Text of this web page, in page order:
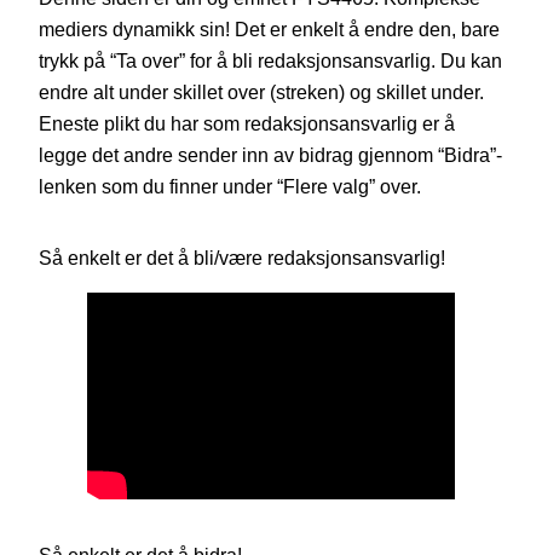
mediers dynamikk sin! Det er enkelt å endre den, bare
trykk på “Ta over” for å bli redaksjonsansvarlig. Du kan
endre alt under skillet over (streken) og skillet under.
Eneste plikt du har som redaksjonsansvarlig er å
legge det andre sender inn av bidrag gjennom “Bidra”-
lenken som du finner under “Flere valg” over.
Så enkelt er det å bli/være redaksjonsansvarlig!